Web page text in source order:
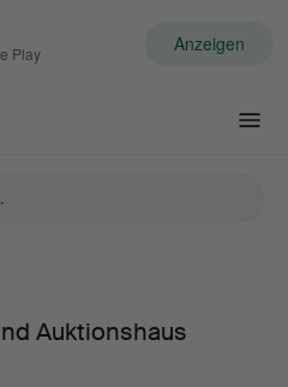
Play Anzeigen
Auktionshaus